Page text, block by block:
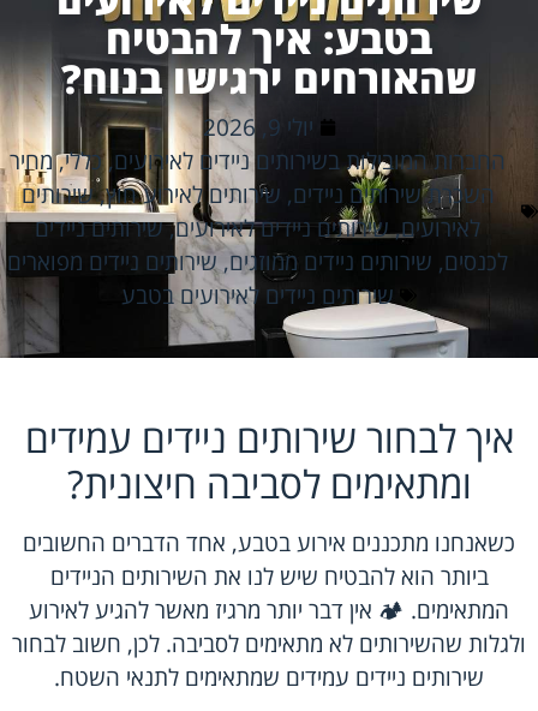
בטבע: איך להבטיח
שהאורחים ירגישו בנוח?
יולי 9, 2026
החברות המובילות בשירותים ניידים לאירועים,כללי,מחיר
השכרת שירותים ניידים, שירותים לאירוע חוץ,שירותים
לאירועים,שירותים ניידים לאירועים,שירותים ניידים
לכנסים, שירותים ניידים ממוזגים,שירותים ניידים מפוארים
שירותים ניידים לאירועים בטבע
איך לבחור שירותים ניידים עמידים
ומתאימים לסביבה חיצונית?
כשאנחנו מתכננים אירוע בטבע, אחד הדברים החשובים
ביותר הוא להבטיח שיש לנו את השירותים הניידים
המתאימים. 🏕️ אין דבר יותר מרגיז מאשר להגיע לאירוע
ולגלות שהשירותים לא מתאימים לסביבה. לכן, חשוב לבחור
שירותים ניידים עמידים שמתאימים לתנאי השטח.